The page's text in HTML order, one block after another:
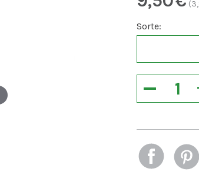
(
Sorte:
−